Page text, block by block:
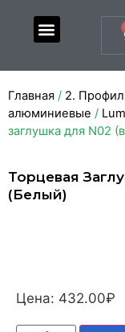
Главная / 2.
алюминиевые /
заглушка для N02
Торцевая
(белый)
Цена: 432.00₽